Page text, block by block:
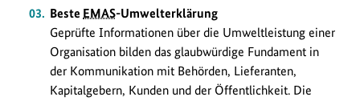
Beste EMAS-Umwelterklärung
Geprüfte Informationen über die Umweltleistung einer
Organisation bilden das glaubwürdige Fundament in
der Kommunikation mit Behörden, Lieferanten,
Kapitalgebern, Kunden und der Öffentlichkeit. Die